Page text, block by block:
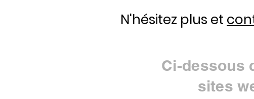
N'hésitez plus et
Ci-dessous
sites